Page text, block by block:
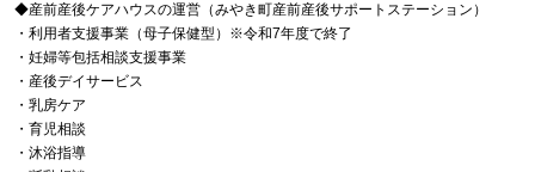
◆産前産後ケアハウスの運営（みやき町産前産後サポートステーション）
・利用者支援事業（母子保健型）※令和7年度で終了
・妊婦等包括相談支援事業
・産後デイサービス
・乳房ケア
・育児相談
・沐浴指導